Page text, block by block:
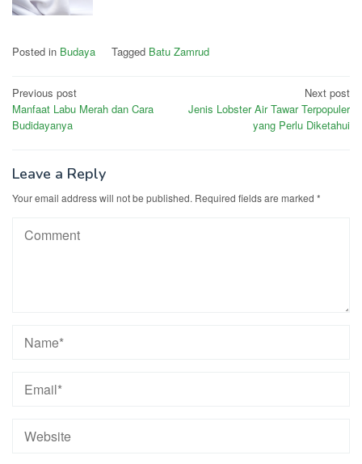
Posted in Budaya Tagged Batu Zamrud
Post
navigation
Previous post
Manfaat Labu Merah dan Cara
Budidayanya
Next post
Jenis Lobster Air Tawar Terpopuler
yang Perlu Diketahui
Leave a Reply
Your email address will not be published. Required fields are marked *